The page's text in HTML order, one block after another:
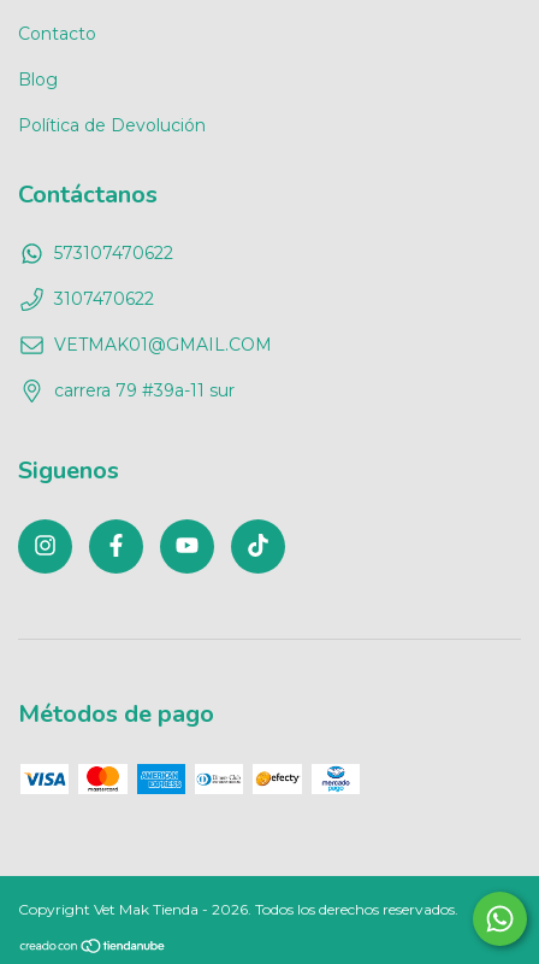
Contacto
Blog
Política de Devolución
Contáctanos
573107470622
3107470622
VETMAK01@GMAIL.COM
carrera 79 #39a-11 sur
Siguenos
Métodos de pago
Copyright Vet Mak Tienda - 2026. Todos los derechos reservados.